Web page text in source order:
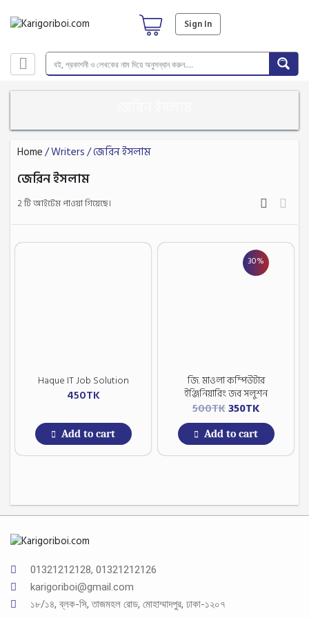
Sign In
Home/ Writers / জেরিন ইসলাম
জেরিন ইসলাম
2 টি আইটেম পাওয়া গিয়েছে।
Haque IT Job Solution
450TK
Add to cart
30%
জি. মাওলা কম্পিউটার
ইঞ্জিনিয়ারিং জব সলুশন
500TKOriginal
price
was:
500TK.
350TKCurrent
price
is:
350TK.
Add to cart
01321212128, 01321212126
karigoriboi@gmail.com
১৮/১৪, ব্লক-সি, তাজমহল রোড, মোহাম্মাদপুর, ঢাকা-১২০৭